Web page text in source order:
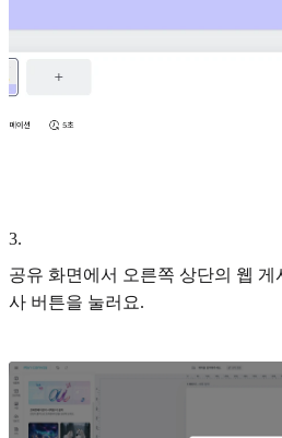
3.
공유 화면에서 오른쪽 상단의 웹 게
사 버튼을 눌러요.